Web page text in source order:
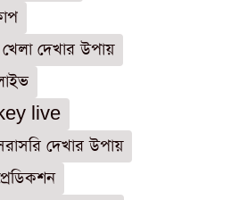
দেখার উপায়
live
দেখার উপায়